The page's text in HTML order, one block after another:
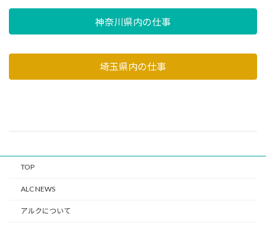
神奈川県内の仕事
埼玉県内の仕事
TOP
ALC NEWS
アルクについて